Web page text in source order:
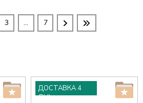
3 ... 7
ДОСТАВКА 4
ДНІ